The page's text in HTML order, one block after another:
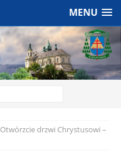
MENU
Otwórzcie drzwi Chrystusowi –